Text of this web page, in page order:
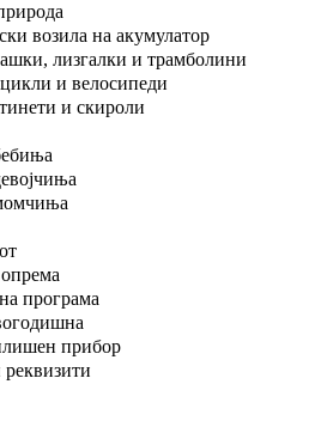
возила на акумулатор
лизгалки и трамболини
и велосипеди
и скироли
програма
прибор